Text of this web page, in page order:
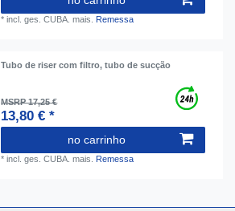
*incl. ges. CUBA. mais. Remessa
Tubo de riser com filtro, tubo de sucção
MSRP 17,25 €
13,80 € *
no carrinho
*incl. ges. CUBA. mais. Remessa